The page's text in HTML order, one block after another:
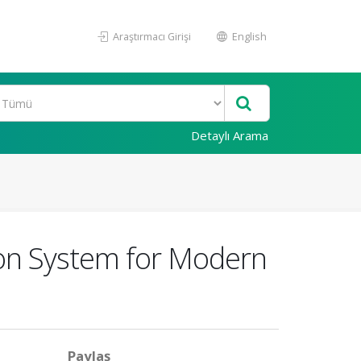
Araştırmacı Girişi English
Detaylı Arama
System for Modern
Paylaş